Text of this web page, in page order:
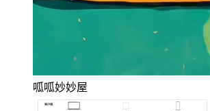
呱呱妙妙屋